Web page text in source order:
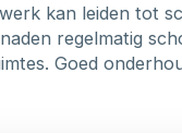
kan leiden tot
regelmatig
Goed